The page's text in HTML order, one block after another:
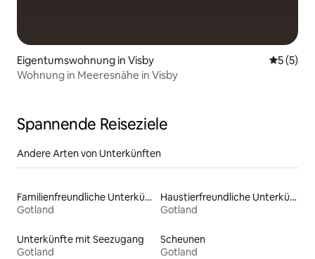
Eigentumswohnung in Visby
5 (5)
Wohnung in Meeresnähe in Visby
Spannende Reiseziele
Andere Arten von Unterkünften
Familienfreundliche Unterkünfte
Gotland
Haustierfreundliche Unterkünfte
Gotland
Unterkünfte mit Seezugang
Gotland
Scheunen
Gotland